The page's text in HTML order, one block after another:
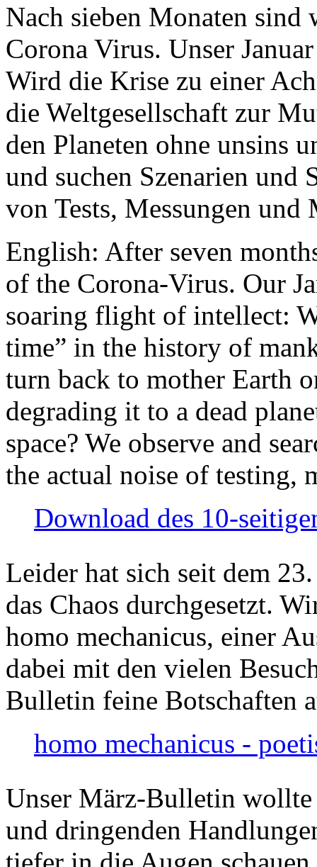
Nach sieben Monaten
Corona Virus. Unser
Wird die Krise zu einer
die Weltgesellschaft zur
den Planeten ohne unsins
und suchen Szenarien und
von Tests, Messungen und
English: After seven
of the Corona-Virus. Our
soaring flight of intellect:
time” in the history of
turn back to mother Earth
degrading it to a dead
space? We observe and
the actual noise of testing,
Download des 10-
Leider hat sich seit dem
das Chaos durchgesetzt.
homo mechanicus, einer
dabei mit den vielen
Bulletin feine Botschaften
homo mechanicus -
Unser März-Bulletin
und dringenden